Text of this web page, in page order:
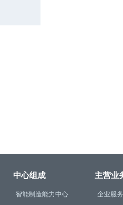
智能制造能力中心
中心组成 主营业
企业服务